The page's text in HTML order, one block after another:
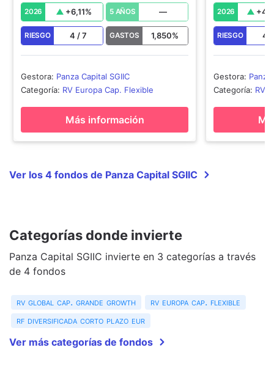
2026 +6,11% 5 AÑOS —
RIESGO 4 /7 GASTOS 1,850%
Gestora: Panza Capital SGIIC
Categoría: RV Europa Cap. Flexible
Más información
2026 +
RIESGO 4
Gestora: Panza
Categoría: RV
Ver los 4 fondos de Panza Capital SGIIC
Categorías donde invierte
Panza Capital SGIIC invierte en 3 categorías a través
de 4 fondos
rv global cap. grande growth
rv europa cap. flexible
rf diversificada corto plazo eur
Ver más categorías de fondos